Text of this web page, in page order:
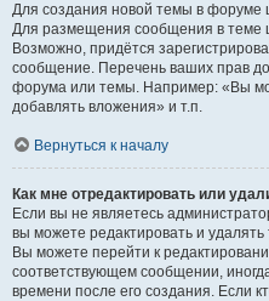
Для создания новой темы в форуме
Для размещения сообщения в теме
Возможно, придётся
сообщение. Перечень ваших прав
форума или темы. Например: «Вы
добавлять вложения» и т.п.
Вернуться к началу
Как мне отредактировать или
Если вы не являетесь
вы можете редактировать и
Вы можете перейти к
соответствующем сообщении,
времени после его создания. Если